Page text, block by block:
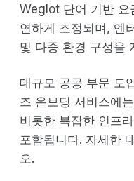
Weglot 단어 기반 요
연하게 조정되며, 엔
및 다중 환경 구성을
대규모 공공 부문 도
즈 온보딩 서비스에
비롯한 복잡한 인프
포함됩니다. 자세한
오.